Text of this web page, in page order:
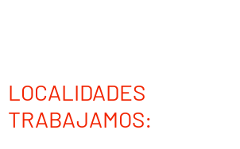
LOCALIDADES
TRABAJAMOS: